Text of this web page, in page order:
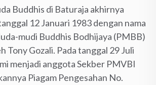
Buddhis di Baturaja akhirnya
12 Januari 1983 dengan nama
mudi Buddhis Bodhijaya (PMBB)
Tony Gozali. Pada tanggal 29 Juli
menjadi anggota Sekber PMVBI
Piagam Pengesahan No.